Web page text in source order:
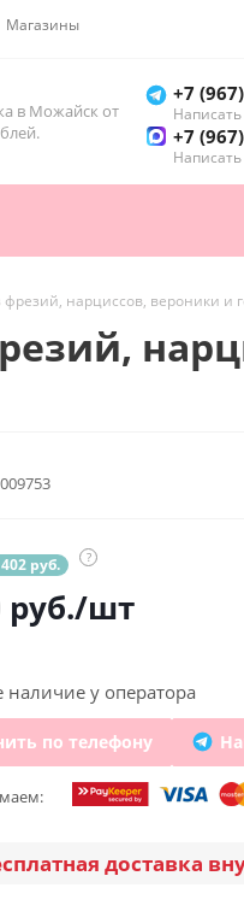
Магазины
в Можайск от
+7
+7
нарциссов, вероники и
009753
руб. ?
руб./шт
наличие у оператора
по телефону
доставка